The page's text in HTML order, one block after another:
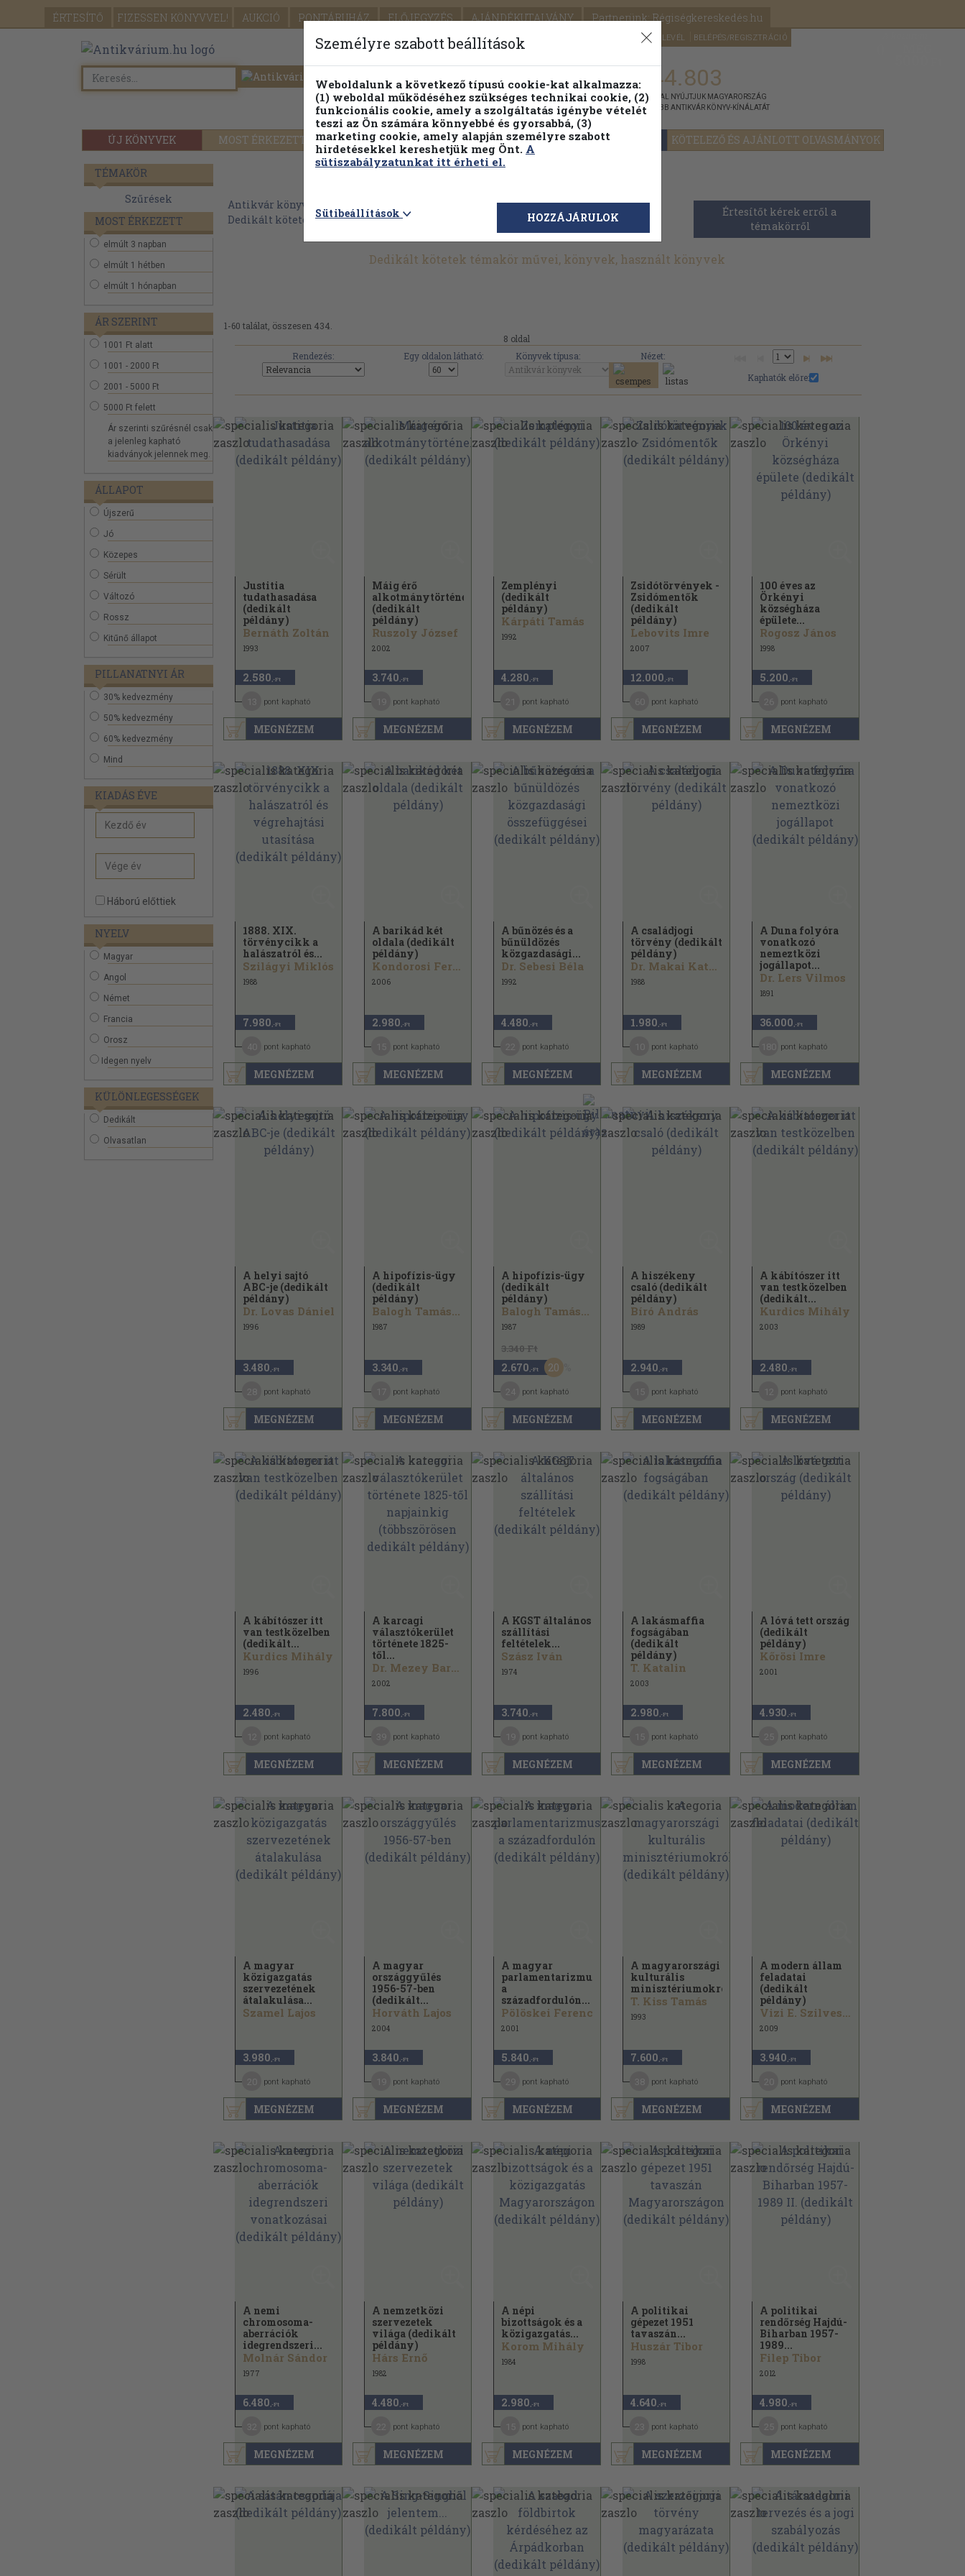
ÉRTESÍTŐ FIZESSEN KÖNYVVEL! AUKCIÓ PONTÁRUHÁZ ELŐJEGYZÉS AJÁNDÉKUTALVÁNY Partnerünk: Régiségkereskedés.hu
SEGÍTSÉG HÍRLEVÉL BELÉPÉS/REGISZTRÁCIÓ
ÚJ KÖNYVEK MOST ÉRKEZETT PILLANATNYI ÁRAINK FENNTARTHATÓ OLVASMÁNYOK KÖTELEZŐ ÉS AJÁNLOTT OLVASMÁNYOK
Részletes kereső Témaköri fa 1.144.803
KIADVÁNNYAL NYÚJTJUK MAGYARORSZÁG
LEGNAGYOBB ANTIKVÁR KÖNYV-KÍNÁLATÁT
TÉMAKÖR
Szűrések
MOST ÉRKEZETT
elmúlt 3 napban
elmúlt 1 hétben
elmúlt 1 hónapban
ÁR SZERINT
1001 Ft alatt
1001 - 2000 Ft
2001 - 5000 Ft
5000 Ft felett
Ár szerinti szűrésnél csak
a jelenleg kapható
kiadványok jelennek meg.
ÁLLAPOT
Újszerű
Jó
Közepes
Sérült
Változó
Rossz
Kitűnő állapot
PILLANATNYI ÁR
30% kedvezmény
50% kedvezmény
60% kedvezmény
Mind
KIADÁS ÉVE
Háború előttiek
NYELV
Magyar
Angol
Német
Francia
Orosz
Idegen nyelv
KÜLÖNLEGESSÉGEK
Dedikált
Olvasatlan
Antikvár könyvek Dedikált, aláírt kötetek>Szerző által>
Dedikált kötetek
Értesítőt kérek erről a
témakörről
Dedikált kötetek témakör művei, könyvek, használt könyvek
1-60 találat, összesen 434.
8 oldal
Rendezés:
Egy oldalon látható: Könyvek típusa:
Nézet:
Kaphatók előre:
MEGNÉZEM
Justitia
tudathasadása
(dedikált
példány)
Bernáth Zoltán
1993
2.580 ,-Ft
pont kapható
MEGNÉZEM
Máig érő
alkotmánytörténelem
(dedikált
példány)
Ruszoly József
2002
3.740 ,-Ft
pont kapható
MEGNÉZEM
Zemplényi
(dedikált
példány)
Kárpáti Tamás
1992
4.280 ,-Ft
pont kapható
MEGNÉZEM
Zsidótörvények -
Zsidómentők
(dedikált
példány)
Lebovits Imre
2007
12.000 ,-Ft
pont kapható
MEGNÉZEM
100 éves az
Örkényi
községháza
épülete...
Rogosz János
1998
5.200 ,-Ft
pont kapható
MEGNÉZEM
1888. XIX.
törvénycikk a
halászatról és...
Szilágyi Miklós
1988
7.980 ,-Ft
pont kapható
MEGNÉZEM
A barikád két
oldala (dedikált
példány)
Kondorosi Ferenc
2006
2.980 ,-Ft
pont kapható
MEGNÉZEM
A bűnözés és a
bűnüldözés
közgazdasági...
Dr. Sebesi Béla
1992
4.480 ,-Ft
pont kapható
MEGNÉZEM
A családjogi
törvény (dedikált
példány)
Dr. Makai Katalin
1988
1.980 ,-Ft
pont kapható
MEGNÉZEM
A Duna folyóra
vonatkozó
nemeztközi
jogállapot...
Dr. Lers Vilmos
1891
36.000 ,-Ft
pont kapható
MEGNÉZEM
A helyi sajtó
ABC-je (dedikált
példány)
Dr. Lovas Dániel
1996
3.480 ,-Ft
pont kapható
MEGNÉZEM
A hipofízis-ügy
(dedikált
példány)
Balogh Tamás...
1987
3.340 ,-Ft
pont kapható
MEGNÉZEM
A hipofízis-ügy
(dedikált
példány)
Balogh Tamás...
1987
3.340 Ft
2.670 ,-Ft 20
pont kapható
MEGNÉZEM
A hiszékeny
csaló (dedikált
példány)
Bíró András
1989
2.940 ,-Ft
pont kapható
MEGNÉZEM
A kábítószer itt
van testközelben
(dedikált...
Kurdics Mihály
2003
2.480 ,-Ft
pont kapható
MEGNÉZEM
A kábítószer itt
van testközelben
(dedikált...
Kurdics Mihály
1996
2.480 ,-Ft
pont kapható
MEGNÉZEM
A karcagi
választókerület
története 1825-
től...
Dr. Mezey Barna...
2002
7.800 ,-Ft
pont kapható
MEGNÉZEM
A KGST általános
szállítási
feltételek...
Szász Iván
1974
3.740 ,-Ft
pont kapható
MEGNÉZEM
A lakásmaffia
fogságában
(dedikált
példány)
T. Katalin
2003
2.980 ,-Ft
pont kapható
MEGNÉZEM
A lóvá tett ország
(dedikált
példány)
Kőrösi Imre
2001
4.930 ,-Ft
pont kapható
MEGNÉZEM
A magyar
közigazgatás
szervezetének
átalakulása...
Szamel Lajos
3.980 ,-Ft
pont kapható
MEGNÉZEM
A magyar
országgyűlés
1956-57-ben
(dedikált...
Horváth Lajos
2004
3.840 ,-Ft
pont kapható
MEGNÉZEM
A magyar
parlamentarizmus
a
századfordulón...
Pölöskei Ferenc
2001
5.840 ,-Ft
pont kapható
MEGNÉZEM
A magyarországi
kulturális
minisztériumokról...
T. Kiss Tamás
1993
7.600 ,-Ft
pont kapható
MEGNÉZEM
A modern állam
feladatai
(dedikált
példány)
Vizi E. Szilveszter...
2009
3.940 ,-Ft
pont kapható
MEGNÉZEM
A nemi
chromosoma-
aberrációk
idegrendszeri...
Molnár Sándor
1977
6.480 ,-Ft
pont kapható
MEGNÉZEM
A nemzetközi
szervezetek
világa (dedikált
példány)
Hárs Ernő
1982
4.480 ,-Ft
pont kapható
MEGNÉZEM
A népi
bizottságok és a
közigazgatás...
Korom Mihály
1984
2.980 ,-Ft
pont kapható
MEGNÉZEM
A politikai
gépezet 1951
tavaszán...
Huszár Tibor
1998
4.640 ,-Ft
pont kapható
MEGNÉZEM
A politikai
rendőrség Hajdú-
Biharban 1957-
1989...
Filep Tibor
2012
4.980 ,-Ft
pont kapható
Személyre szabott beállítások
Weboldalunk a következő típusú cookie-kat alkalmazza:
(1) weboldal működéséhez szükséges technikai cookie, (2)
funkcionális cookie, amely a szolgáltatás igénybe vételét
teszi az Ön számára könnyebbé és gyorsabbá, (3)
marketing cookie, amely alapján személyre szabott
hirdetésekkel kereshetjük meg Önt. A
sütiszabályzatunkat itt érheti el.
Sütibeállítások HOZZÁJÁRULOK